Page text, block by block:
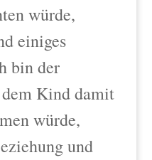
würde,
einiges
bin der
Kind damit
würde,
und